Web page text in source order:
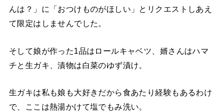
んは？」に「おつけものがほしい」とリクエストしあえ
て限定はしませんでした。
そして娘が作った1品はロールキャベツ、婿さんはハマ
チと生ガキ、漬物は白菜のゆず漬け。
生ガキは私も娘も大好きだから食あたり経験もあるわけ
で、ここは熱湯かけて塩でもみ洗い。